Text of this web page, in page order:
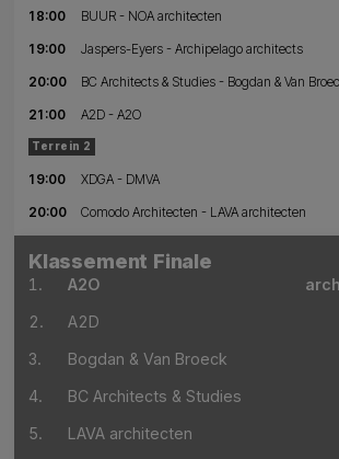
18:00 BUUR - NOA architecten
19:00
Jaspers-Eyers - Archipelago architects
20:00
BC Architects & Studies - Bogdan & Van
21:00
A2D - A2O
Terrein 2
19:00 XDGA - DMVA
20:00
Comodo Architecten - LAVA architecten
Klassement Finale
1. A2O
2.
A2D
3.
Bogdan & Van Broeck
4.
BC Architects & Studies
5.
LAVA architecten